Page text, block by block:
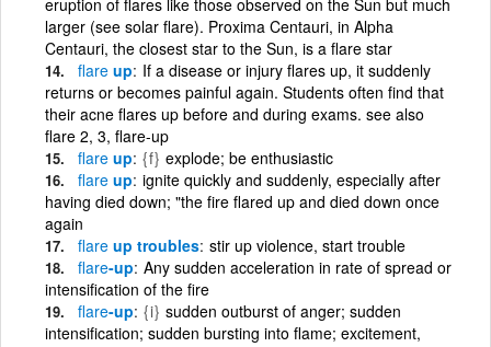
larger (see solar flare). Proxima Centauri, in Alpha
Centauri, the closest star to the Sun, is a flare star
flare up If a disease or injury flares up, it suddenly
returns or becomes painful again. Students often find that
their acne flares up before and during exams. see also
flare 2, 3, flare-up
flare up {f} explode; be enthusiastic
flare up ignite quickly and suddenly, especially after
having died down; "the fire flared up and died down once
again
flare up troubles stir up violence, start trouble
flare-up Any sudden acceleration in rate of spread or
intensification of the fire
flare-up {i} sudden outburst of anger; sudden
intensification; sudden bursting into flame; excitement,